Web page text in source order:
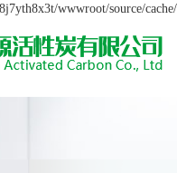
wwwroot/source/